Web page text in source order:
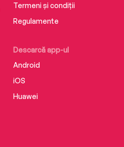
Descarcă app-ul
Android
iOS
Huawei
Termeni și condiții
Regulamente